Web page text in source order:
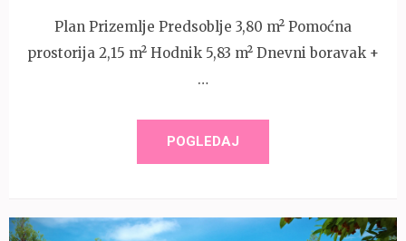
Plan Prizemlje Predsoblje 3,80 m² Pomoćna
prostorija 2,15 m² Hodnik 5,83 m² Dnevni boravak +
…
POGLEDAJ